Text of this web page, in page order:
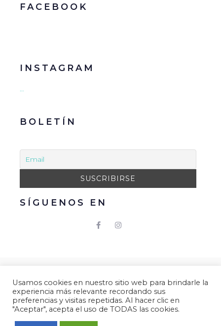
FACEBOOK
INSTAGRAM
…
BOLETÍN
SÍGUENOS EN
© 2021 Gacmark – Arucas Mola. Todos los derechos
reservados.
Aviso Legal|Política de Privacidad|Política de
Cookies.
Desarrollado por
Usamos cookies en nuestro sitio web para brindarle la
experiencia más relevante recordando sus
preferencias y visitas repetidas. Al hacer clic en
"Aceptar", acepta el uso de TODAS las cookies.